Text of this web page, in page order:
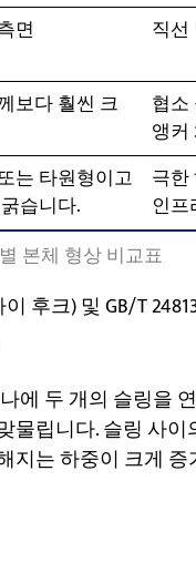
면 직선
보다 훨씬 크
협소
앵커
는 타원형이고
습니다.
극한
인
본체 형상 비교표
후크) 및 GB/T
에 두 개의 슬링을
물립니다. 슬링 사
지는 하중이 크게 증